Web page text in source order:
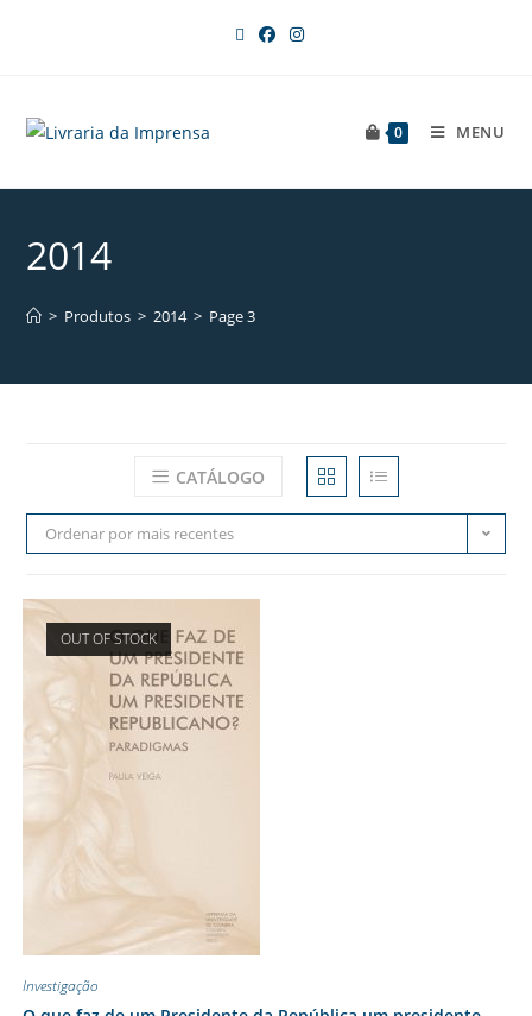
0 MENU
2014
> Produtos > 2014 > Page 3
CATÁLOGO
Ordenar por mais recentes
OUT OF STOCK
Investigação